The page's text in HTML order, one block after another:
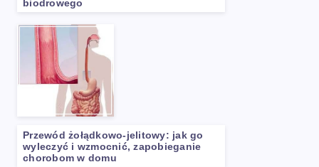
biodrowego
Przewód żołądkowo-jelitowy: jak go
wyleczyć i wzmocnić, zapobieganie
chorobom w domu